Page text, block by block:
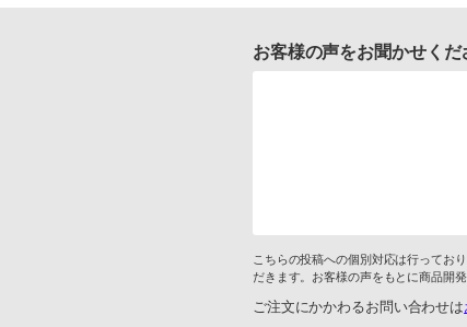
お客様の声をお聞かせくだ
こちらの投稿への個別対応は行ってお
だきます。お客様の声をもとに商品開
ご注文にかかわるお問い合わせは